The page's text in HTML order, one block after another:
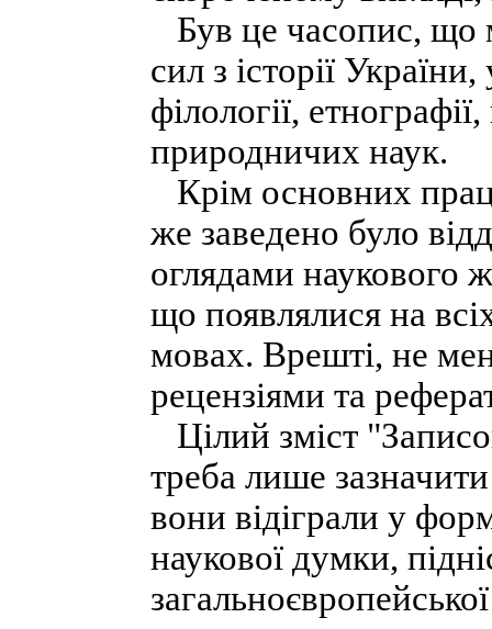
Був це часопис, що
сил з історії
філології,
природничих наук.
Крім основних
же заведено було
оглядами наукового
що появлялися на
мовах. Врешті, не
рецензіями та
Цілий зміст
треба лише
вони відіграли у
наукової думки,